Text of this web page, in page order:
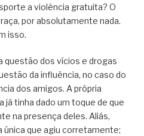
a violência gratuita? O
por absolutamente nada.
isso.
questão dos vícios e drogas
da influência, no caso do
dos amigos. A própria
já tinha dado um toque de que
na presença deles. Aliás,
única que agiu corretamente;